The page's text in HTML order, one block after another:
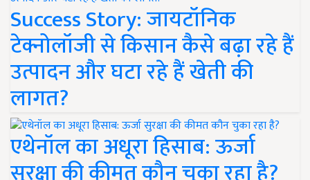
Success Story: जायटॉनिक
टेक्नोलॉजी से किसान कैसे बढ़ा रहे हैं
उत्पादन और घटा रहे हैं खेती की
लागत?
एथेनॉल का अधूरा हिसाब: ऊर्जा